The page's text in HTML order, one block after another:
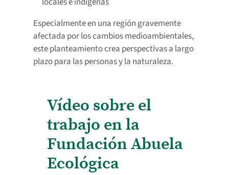
Especialmente en una región gravemente
afectada por los cambios medioambientales,
este planteamiento crea perspectivas a largo
plazo para las personas y la naturaleza.
Vídeo sobre el
trabajo en la
Fundación Abuela
Ecológica